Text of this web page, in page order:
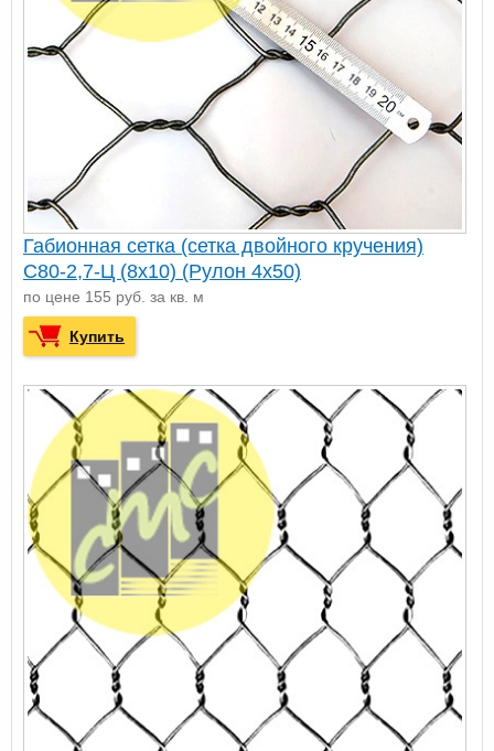
Габионная сетка (сетка двойного кручения)
С80-2,7-Ц (8х10) (Рулон 4x50)
по цене 155 руб. за кв. м
Купить